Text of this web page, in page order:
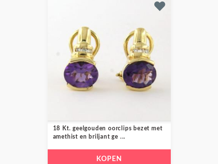
18 Kt. geelgouden oorclips bezet met
amethist en briljant ge ...
KOPEN